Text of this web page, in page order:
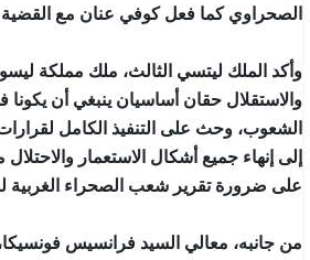
الصحراوي كما فعل كوفي عنان مع القضية
وأكد الملك ليتسي الثالث، ملك مملكة
والاستقلال حقان أساسيان ينبغي أن يكونا
الشعوب، وحث على التنفيذ الكامل لقرارات
إلى إنهاء جميع أشكال الاستعمار
على ضرورة تقرير شعب الصحراء الغربية
من جانبه، معالي السيد فرانسيس